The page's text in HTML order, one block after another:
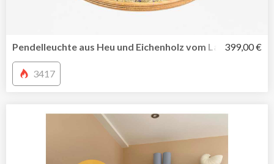
Pendelleuchte aus Heu und Eichenholz vom Label399,00 €
3417